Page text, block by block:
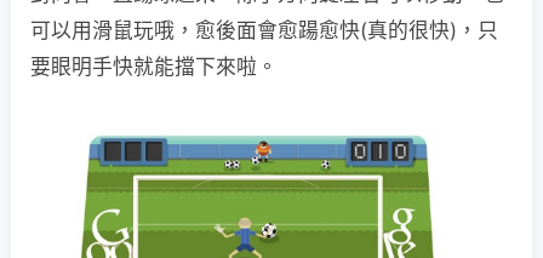
可以用滑鼠玩哦，愈後面會愈踼愈快(真的很快)，只
要眼明手快就能擋下來啦。